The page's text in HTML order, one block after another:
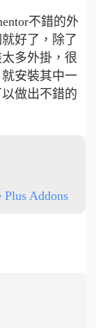
不錯的外
好了，除了
多外掛，很
安裝其中一
做出不錯的
Addons